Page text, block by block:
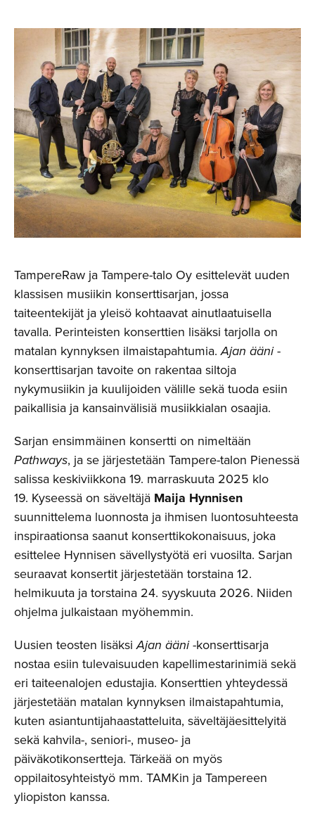
TampereRaw ja Tampere-talo Oy esittelevät uuden
klassisen musiikin konserttisarjan, jossa
taiteentekijät ja yleisö kohtaavat ainutlaatuisella
tavalla. Perinteisten konserttien lisäksi tarjolla on
matalan kynnyksen ilmaistapahtumia.Ajan ääni-
konserttisarjan tavoite on rakentaa siltoja
nykymusiikin ja kuulijoiden välille sekä tuoda esiin
paikallisia ja kansainvälisiä musiikkialan osaajia.
Sarjan ensimmäinen konsertti on nimeltään
Pathways, ja se järjestetään Tampere-talon Pienessä
salissa keskiviikkona 19. marraskuuta 2025 klo
19. Kyseessä on säveltäjä Maija Hynnisen
suunnittelema luonnosta ja ihmisen luontosuhteesta
inspiraationsa saanut konserttikokonaisuus, joka
esittelee Hynnisen sävellystyötä eri vuosilta. Sarjan
seuraavat konsertit järjestetään torstaina 12.
helmikuuta ja torstaina 24. syyskuuta 2026. Niiden
ohjelma julkaistaan myöhemmin.
Uusien teosten lisäksiAjan ääni-konserttisarja
nostaa esiin tulevaisuuden kapellimestarinimiä sekä
eri taiteenalojen edustajia. Konserttien yhteydessä
järjestetään matalan kynnyksen ilmaistapahtumia,
kuten asiantuntijahaastatteluita, säveltäjäesittelyitä
sekä kahvila-, seniori-, museo- ja
päiväkotikonsertteja. Tärkeää on myös
oppilaitosyhteistyö mm. TAMKin ja Tampereen
yliopiston kanssa.